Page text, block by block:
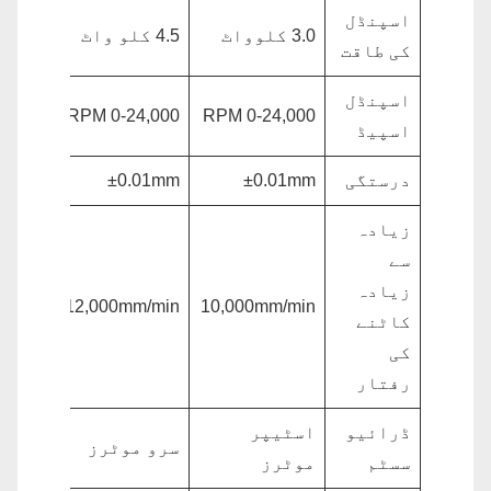
اسپنڈل
کی طاقت
3.0 کلوواٹ 4.5 کلو واٹ
اسپنڈل
اسپیڈ
0-24,000 RPM
0-24,000 RPM
درستگی ±0.01mm
±0.01mm
زیادہ
سے
زیادہ
کاٹنے
کی
رفتار
10,000mm/min
12,000mm/min
ڈرائیو
سسٹم
اسٹیپر
موٹرز
سرو موٹرز